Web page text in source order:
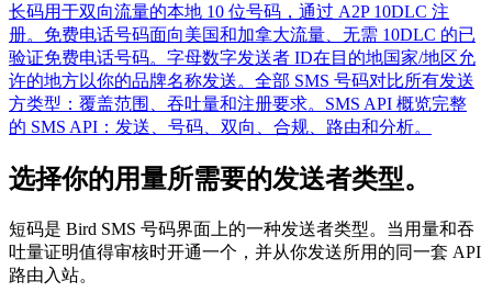
长码用于双向流量的本地 10 位号码，通过 A2P 10DLC 注
册。 免费电话号码面向美国和加拿大流量、无需 10DLC 的已
验证免费电话号码。 字母数字发送者 ID在目的地国家/地区允
许的地方以你的品牌名称发送。 全部 SMS 号码对比所有发送
方类型：覆盖范围、吞吐量和注册要求。 SMS API 概览完整
的 SMS API：发送、号码、双向、合规、路由和分析。
选择你的用量所需要的发送者类型。
短码是 Bird SMS 号码界面上的一种发送者类型。当用量和吞
吐量证明值得审核时开通一个，并从你发送所用的同一套 API
路由入站。